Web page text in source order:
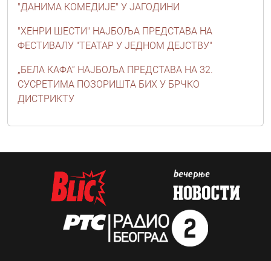
"ДАНИМА КОМЕДИЈЕ" У ЈАГОДИНИ
"ХЕНРИ ШЕСТИ" НАЈБОЉА ПРЕДСТАВА НА
ФЕСТИВАЛУ "ТЕАТАР У ЈЕДНОМ ДЕЈСТВУ"
„БЕЛА КАФА“ НАЈБОЉА ПРЕДСТАВА НА 32.
СУСРЕТИМА ПОЗОРИШТА БИХ У БРЧКО
ДИСТРИКТУ